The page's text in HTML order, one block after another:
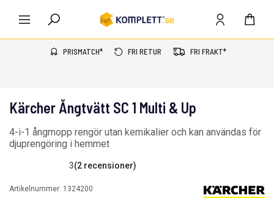
PRISMATCH* FRI RETUR FRI FRAKT*
Kärcher Ångtvätt SC 1 Multi & Up
4-i-1 ångmopp rengör utan kemikalier och kan användas för
djuprengöring i hemmet
3(2 recensioner)
Artikelnummer: 1324200